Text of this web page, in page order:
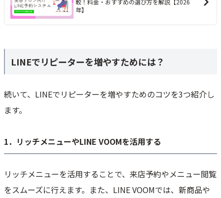
較！料金・おすすめの選び方を解説【2026
年】
LINEでリピーターを増やすためには？
続いて、LINEでリピーターを増やすためのコツを3つ紹介し
ます。
1．リッチメニューやLINE VOOMを活用する
リッチメニューを活用することで、来店予約やメニュー閲覧
をスムーズに行えます。また、LINE VOOMでは、新商品や